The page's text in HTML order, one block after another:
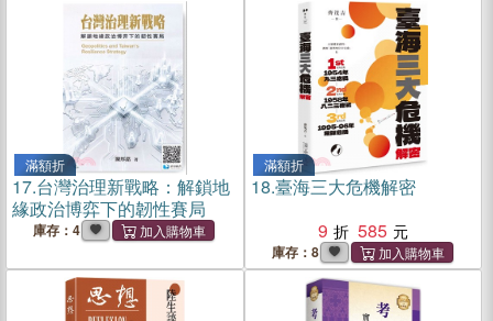
滿額折
17.台灣治理新戰略：解鎖地
緣政治博弈下的韌性賽局
庫存：4
滿額折
18.臺海三大危機解密
9
585
庫存：8